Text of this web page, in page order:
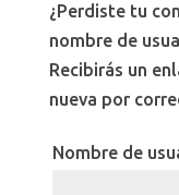
¿Perdiste tu
nombre de
Recibirás un
nueva por
Nombre de